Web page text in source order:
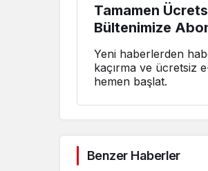
Tamamen
Bültenimize
Yeni haberlerden
kaçırma ve ücretsiz
hemen başlat.
Benzer Haberler